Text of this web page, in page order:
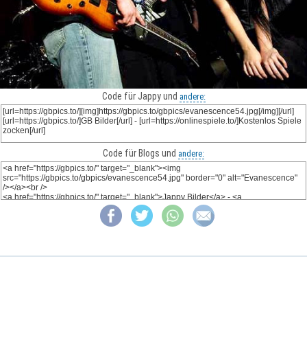
Code für Jappy und andere:
Code für Blogs und andere: